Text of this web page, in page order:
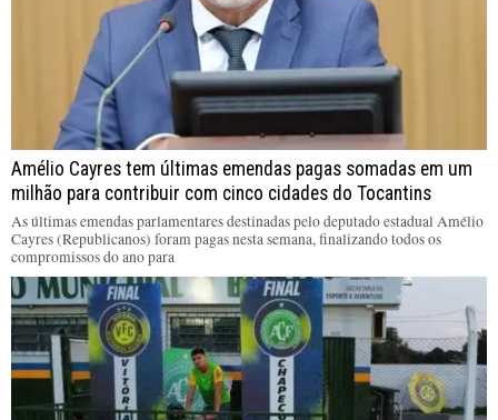
Amélio Cayres tem últimas emendas pagas somadas em um
milhão para contribuir com cinco cidades do Tocantins
As últimas emendas parlamentares destinadas pelo deputado estadual Amélio
Cayres (Republicanos) foram pagas nesta semana, finalizando todos os
compromissos do ano para